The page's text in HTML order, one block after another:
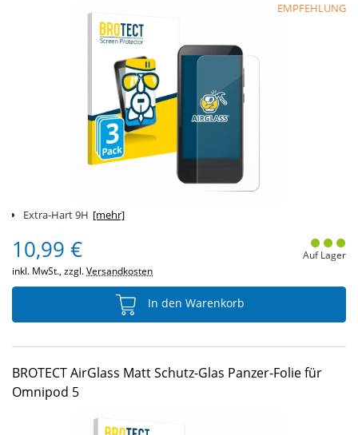
EMPFEHLUNG
Extra-Hart 9H [mehr]
10,99 €
inkl. MwSt., zzgl.Versandkosten
Auf Lager
In den Warenkorb
BROTECT AirGlass Matt Schutz-Glas Panzer-Folie für
Omnipod 5